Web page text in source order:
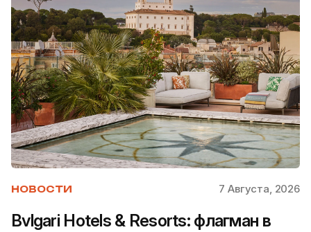
НОВОСТИ 7 Августа, 2026
Bvlgari Hotels & Resorts: флагман в